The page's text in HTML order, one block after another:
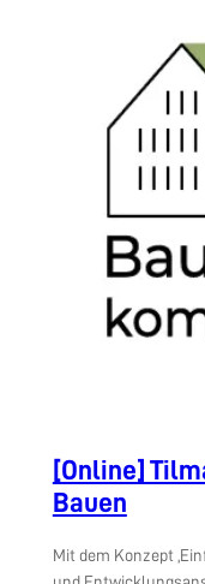
[Online]
Bauen
Mit dem Konzept